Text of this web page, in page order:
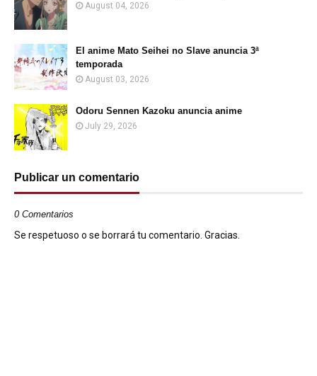
August 04, 2026
El anime Mato Seihei no Slave anuncia 3ª
temporada
August 03, 2026
Odoru Sennen Kazoku anuncia anime
July 29, 2026
Publicar un comentario
0 Comentarios
Se respetuoso o se borrará tu comentario. Gracias.